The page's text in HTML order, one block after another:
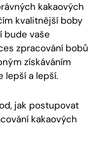
kakaových
kvalitnější‌ boby
bude vaše
zpracování bobů
⁣získáváním
lepší a lepší.
jak postupovat
kakaových